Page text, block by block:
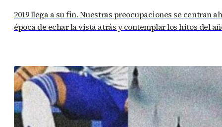
2019 llega a su fin. Nuestras preocupaciones se centran
época de echar la vista atrás y contemplar los hitos del